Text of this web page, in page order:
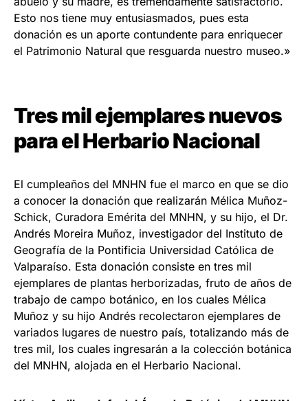
Esto nos tiene muy entusiasmados, pues esta
donación es un aporte contundente para enriquecer
el Patrimonio Natural que resguarda nuestro museo.»
Tres mil ejemplares nuevos
para el Herbario Nacional
El cumpleaños del MNHN fue el marco en que se dio
a conocer la donación que realizarán Mélica Muñoz-
Schick, Curadora Emérita del MNHN, y su hijo, el Dr.
Andrés Moreira Muñoz, investigador del Instituto de
Geografía de la Pontificia Universidad Católica de
Valparaíso. Esta donación consiste en tres mil
ejemplares de plantas herborizadas, fruto de años de
trabajo de campo botánico, en los cuales Mélica
Muñoz y su hijo Andrés recolectaron ejemplares de
variados lugares de nuestro país, totalizando más de
tres mil, los cuales ingresarán a la colección botánica
del MNHN, alojada en el Herbario Nacional.